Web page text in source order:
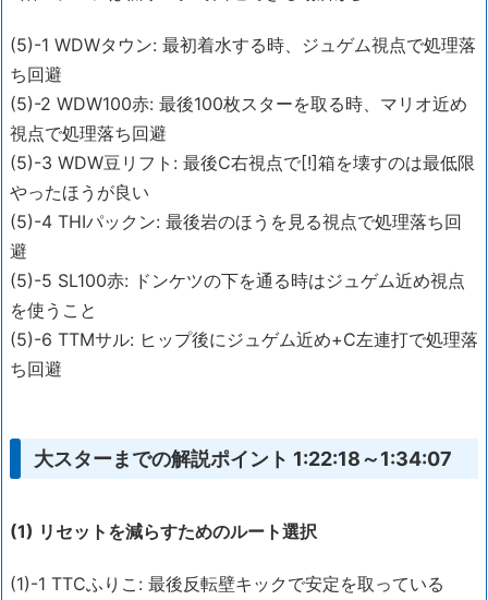
(5)-1 WDWタウン: 最初着水する時、ジュゲム視点で処理落
ち回避
(5)-2 WDW100赤: 最後100枚スターを取る時、マリオ近め
視点で処理落ち回避
(5)-3 WDW豆リフト: 最後C右視点で[!]箱を壊すのは最低限
やったほうが良い
(5)-4 THIパックン: 最後岩のほうを見る視点で処理落ち回
避
(5)-5 SL100赤: ドンケツの下を通る時はジュゲム近め視点
を使うこと
(5)-6 TTMサル: ヒップ後にジュゲム近め+C左連打で処理落
ち回避
大スターまでの解説ポイント 1:22:18～1:34:07
(1) リセットを減らすためのルート選択
(1)-1 TTCふりこ: 最後反転壁キックで安定を取っている